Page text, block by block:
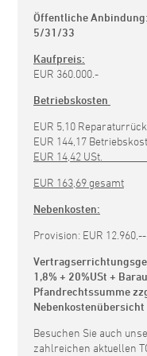
Öffentliche Anbindung:
5/31/33
Kaufpreis:
EUR 360.000.-
Betriebskosten
EUR 5,10
EUR 144,17
EUR 14,42
EUR 163,69 gesamt
Nebenkosten:
Provision: EUR
1,8% + 20%USt +
Pfandrechtssumme
Nebenkostenübersicht
Besuchen Sie auch
zahlreichen aktuellen